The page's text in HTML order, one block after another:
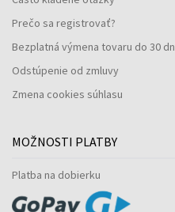
Prečo sa registrovať?
Bezplatná výmena tovaru do 30
Odstúpenie od zmluvy
Zmena cookies súhlasu
MOŽNOSTI PLATBY
Platba na dobierku